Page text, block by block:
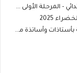
: المدرسة الرائدة 2025
2025
مؤسسات الريادة